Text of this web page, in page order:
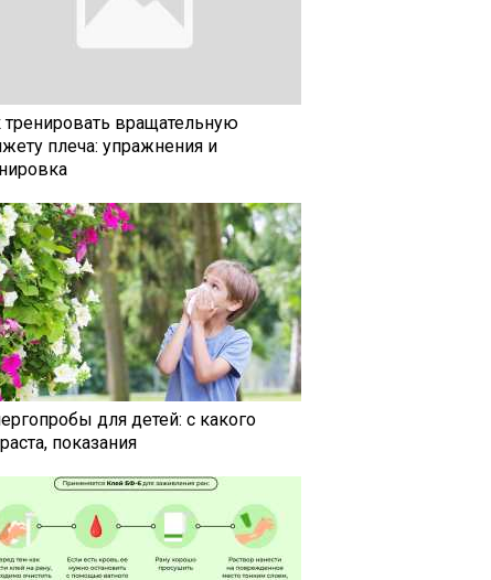
тренировать вращательную
плеча: упражнения и
для детей: с какого
показания